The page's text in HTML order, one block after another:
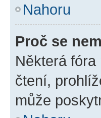
Nahoru
Proč se
Některá
čtení,
může